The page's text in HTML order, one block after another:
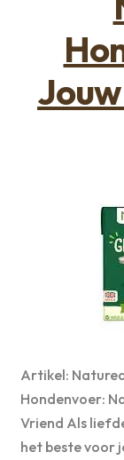
Artikel:
Hondenvoer:
Vriend Als
het beste voor